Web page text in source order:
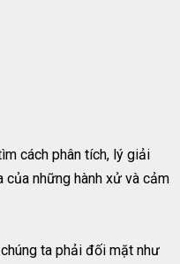
cách phân tích, lý giải
của những hành xử và cảm
ta phải đối mặt như